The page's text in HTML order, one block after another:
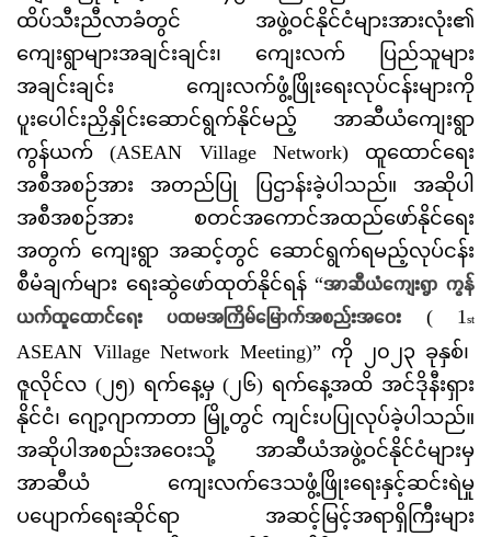
ထိပ်သီးညီလာခံတွင် အဖွဲ့ဝင်နိုင်ငံများအားလုံး၏
ကျေးရွာများအချင်းချင်း၊ ကျေးလက် ပြည်သူများ
အချင်းချင်း ကျေးလက်ဖွံ့ဖြိုးရေးလုပ်ငန်းများကို
ပူးပေါင်းညှိနှိုင်းဆောင်ရွက်နိုင်မည့် အာဆီယံကျေးရွာ
ကွန်ယက် (ASEAN Village Network) ထူထောင်ရေး
အစီအစဉ်အား အတည်ပြု ပြဌာန်းခဲ့ပါသည်။ အဆိုပါ
အစီအစဉ်အား စတင်အကောင်အထည်ဖော်နိုင်ရေး
အတွက် ကျေးရွာ အဆင့်တွင် ဆောင်ရွက်ရမည့်လုပ်ငန်း
စီမံချက်များ ရေးဆွဲဖော်ထုတ်နိုင်ရန် “အာဆီယံကျေးရွာ ကွန်
ယက်ထူထောင်ရေး ပထမအကြိမ်မြောက်အစည်းအဝေး ( 1st
ASEAN Village Network Meeting)” ကို ၂၀၂၃ ခုနှစ်၊
ဇူလိုင်လ (၂၅) ရက်နေ့မှ (၂၆) ရက်နေ့အထိ အင်ဒိုနီးရှား
နိုင်ငံ၊ ဂျော့ဂျာကာတာ မြို့တွင် ကျင်းပပြုလုပ်ခဲ့ပါသည်။
အဆိုပါအစည်းအဝေးသို့ အာဆီယံအဖွဲ့ဝင်နိုင်ငံများမှ
အာဆီယံ ကျေးလက်ဒေသဖွံ့ဖြိုးရေးနှင့်ဆင်းရဲမှု
ပပျောက်ရေးဆိုင်ရာ အဆင့်မြင့်အရာရှိကြီးများ